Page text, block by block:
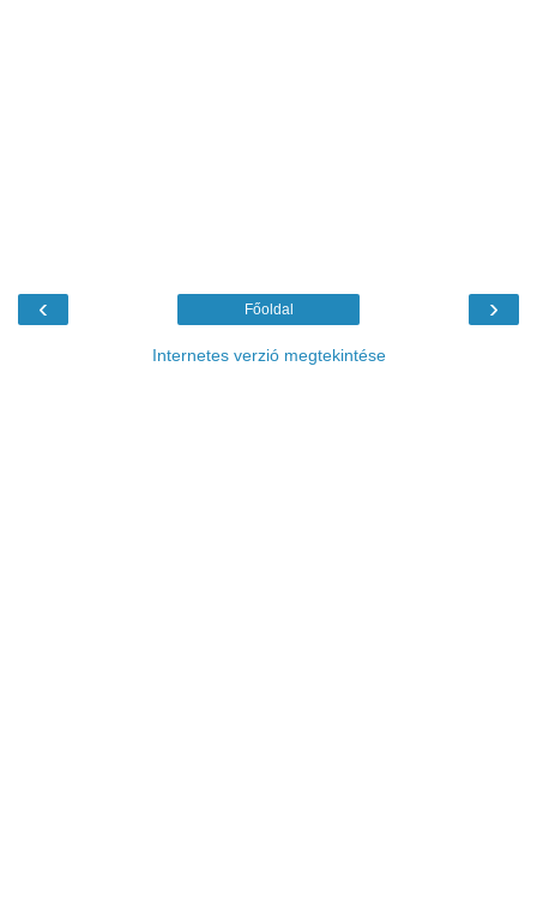
‹ ›
Főoldal
Internetes verzió megtekintése